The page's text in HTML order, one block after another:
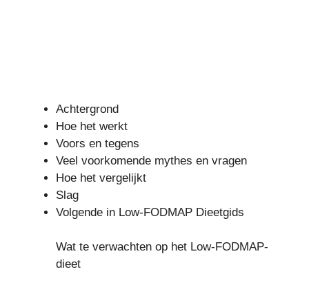
Achtergrond
Hoe het werkt
Voors en tegens
Veel voorkomende mythes en vragen
Hoe het vergelijkt
Slag
Volgende in Low-FODMAP Dieetgids
Wat te verwachten op het Low-FODMAP-
dieet